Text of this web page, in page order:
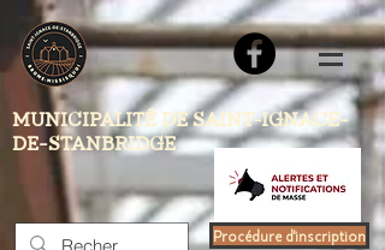
MUNICIPALITÉ DE SAINT-IGNACE-
DE-STANBRIDGE
Procédure d'inscription